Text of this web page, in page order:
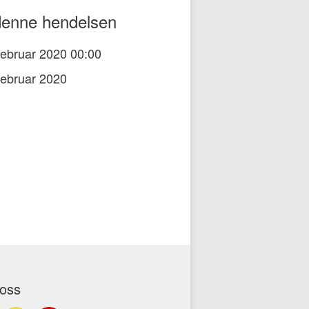
hendelsen
2020 00:00
2020